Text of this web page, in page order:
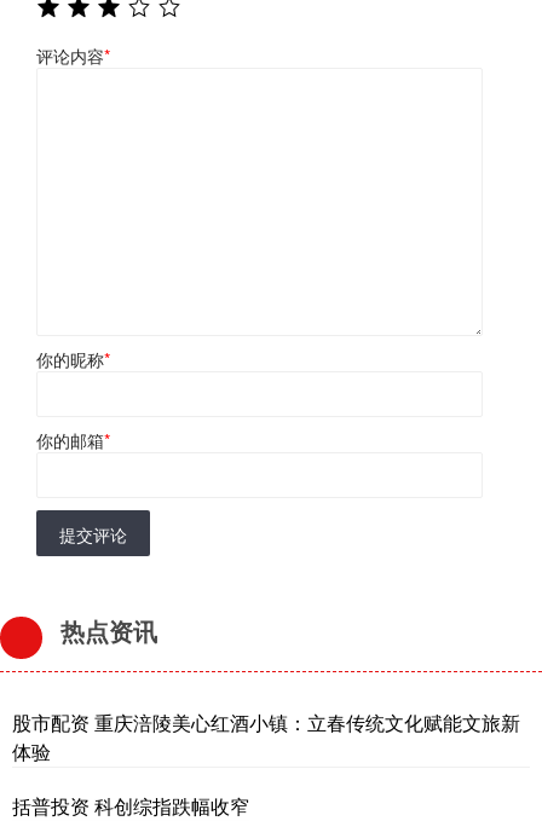
评论内容*
你的昵称*
你的邮箱*
提交评论
热点资讯
股市配资 重庆涪陵美心红酒小镇：立春传统文化赋能文旅新
体验
括普投资 科创综指跌幅收窄